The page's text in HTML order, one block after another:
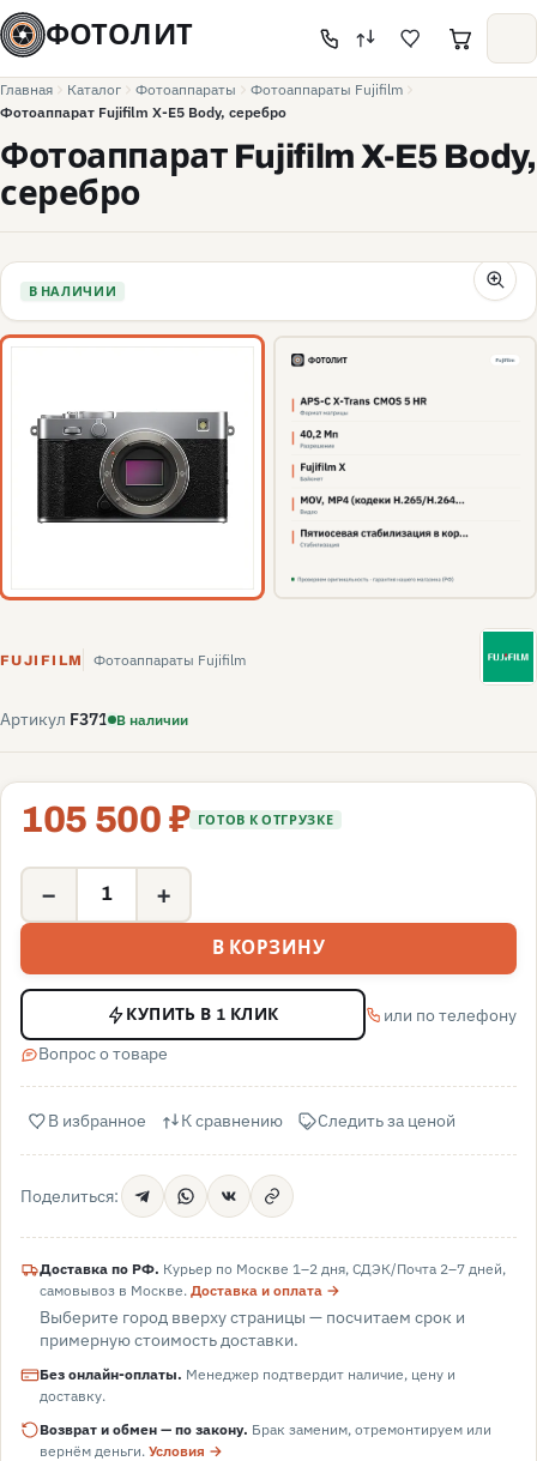
ФОТОЛИТ
Главная Каталог Фотоаппараты
Фотоаппараты Fujifilm
Фотоаппарат Fujifilm X-E5 Body, серебро
Фотоаппарат Fujifilm X-E5 Body,
серебро
В НАЛИЧИИ
FUJIFILM Фотоаппараты Fujifilm F
Артикул F371 В наличии
105 500 ₽ ГОТОВ К ОТГРУЗКЕ
− +
В КОРЗИНУ
КУПИТЬ В 1 КЛИК
или по телефону
Вопрос о товаре
В избранное К сравнению Следить за ценой
Поделиться:
Доставка по РФ. Курьер по Москве 1–2 дня, СДЭК/Почта 2–7 дней,
самовывоз в Москве.Доставка и оплата →
Выберите город вверху страницы — посчитаем срок и
примерную стоимость доставки.
Без онлайн-оплаты. Менеджер подтвердит наличие, цену и
доставку.
Возврат и обмен — по закону. Брак заменим, отремонтируем или
вернём деньги. Условия →